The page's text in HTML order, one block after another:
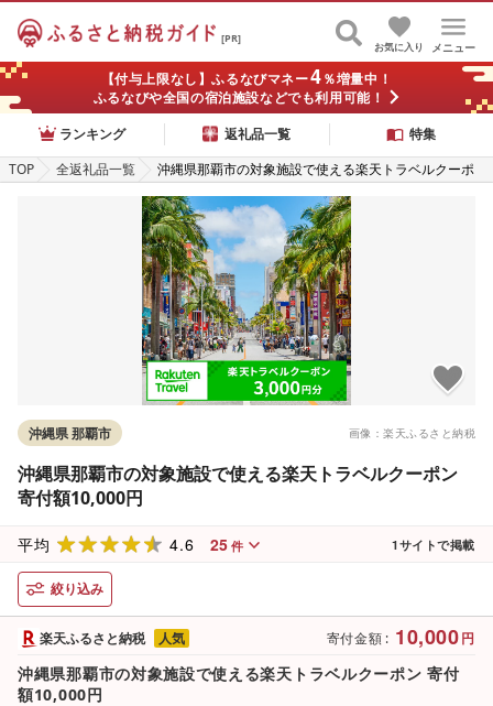
[PR]
メニュー
お気に入り
【付与上限なし】ふるなびマネー4％増量中！
ふるなびや全国の宿泊施設などでも利用可能！
ランキング
返礼品一覧
特集
TOP
全返礼品一覧
沖縄県那覇市の対象施設で使える楽天トラベルクーポ
ン 寄付額10,000円
画像：楽天ふるさと納税
沖縄県 那覇市
沖縄県那覇市の対象施設で使える楽天トラベルクーポン
寄付額10,000円
平均 4.6 25 件 1サイトで掲載
絞り込み
寄付金額 : 10,000円
楽天ふるさと納税
沖縄県那覇市の対象施設で使える楽天トラベルクーポン 寄付
額10,000円
人気